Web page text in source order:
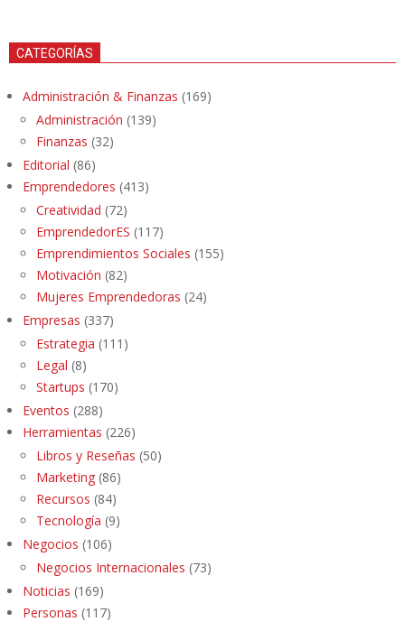
CATEGORÍAS
Administración & Finanzas (169)
Administración (139)
Finanzas (32)
Editorial (86)
Emprendedores (413)
Creatividad (72)
EmprendedorES (117)
Emprendimientos Sociales (155)
Motivación (82)
Mujeres Emprendedoras (24)
Empresas (337)
Estrategia (111)
Legal (8)
Startups (170)
Eventos (288)
Herramientas (226)
Libros y Reseñas (50)
Marketing (86)
Recursos (84)
Tecnología (9)
Negocios (106)
Negocios Internacionales (73)
Noticias (169)
Personas (117)